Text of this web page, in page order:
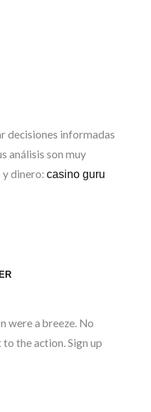
decisiones informadas
análisis son muy
dinero: casino guru
were a breeze. No
the action. Sign up